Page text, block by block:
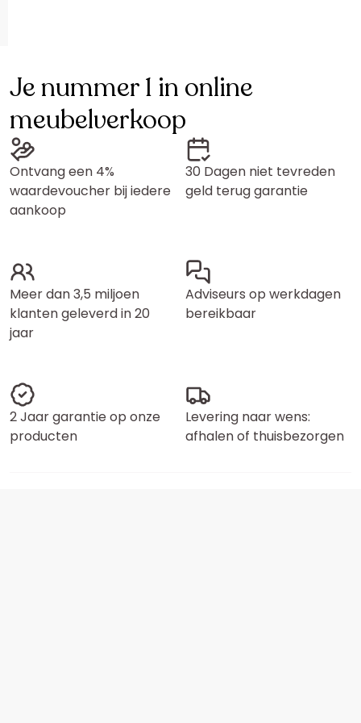
Je nummer 1 in online
meubelverkoop
Ontvang een 4%
waardevoucher bij iedere
aankoop
30 Dagen niet tevreden
geld terug garantie
Meer dan 3,5 miljoen
klanten geleverd in 20
jaar
Adviseurs op werkdagen
bereikbaar
2 Jaar garantie op onze
producten
Levering naar wens:
afhalen of thuisbezorgen